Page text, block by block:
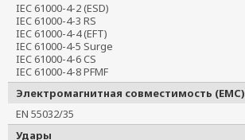
IEC 61000-4-2 (ESD)
IEC 61000-4-3 RS
IEC 61000-4-4 (EFT)
IEC 61000-4-5 Surge
IEC 61000-4-6 CS
IEC 61000-4-8 PFMF
Электромагнитная совместимость (EMC)
EN 55032/35
Удары